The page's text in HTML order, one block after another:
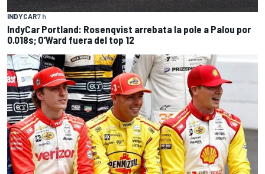
INDYCAR7 h
IndyCar Portland: Rosenqvist arrebata la pole a Palou por
0.018s; O’Ward fuera del top 12